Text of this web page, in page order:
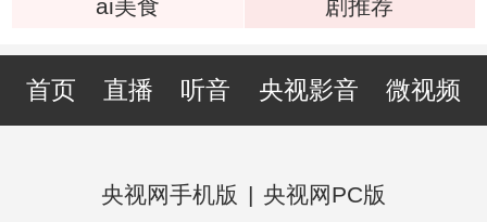
ai美食
剧推荐
首页 直播 听音 央视影音 微视频
央视网手机版 | 央视网PC版